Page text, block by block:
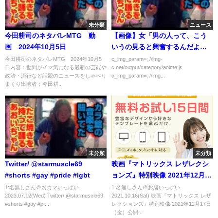
未分類
今田耕司のネタバレMTG 動
画 2024年10月5日
今田耕司のネタバレMTG 2024年10月5
日内容：世間がイマ気になる最新の芸能や
政治・流行など話題のニュースをしゃべり
まくり出演者：今田耕...
ニュース
【画像】女「男の人って、こう
いうの見ると興奮するんだよ
ね？」
c_img_param=; //img-
c.net/output/category/anime.js
c_img_param=; //img...
未分類
Twitter/ @starmuscle69
#shorts #gay #pride #lgbt
1:名無しさん＠おカマいっぱい
2023.07.12(Wed) Twitter/ @starmuscle69
#shorts #gay #pr...
未分類
映画『マトリックス レザレクシ
ョンズ』特別映像 2021年12月17
日（金）公開
1:名無しさん＠お腹いっぱい
2021.10.16(Sat) 映画『マトリックス レザ
レクションズ』特別映像 2021年12月17日
（金）公開...